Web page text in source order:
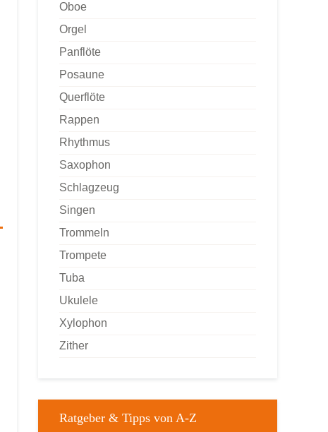
Oboe
Orgel
Panflöte
Posaune
Querflöte
Rappen
Rhythmus
Saxophon
Schlagzeug
Singen
Trommeln
Trompete
Tuba
Ukulele
Xylophon
Zither
Ratgeber & Tipps von A-Z